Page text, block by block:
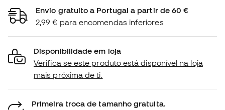
Envio gratuito a Portugal a partir de 60 €
2,99 € para encomendas inferiores
Disponibilidade em loja
Verifica se este produto está disponível na loja
mais próxima de ti.
Primeira troca de tamanho gratuita.